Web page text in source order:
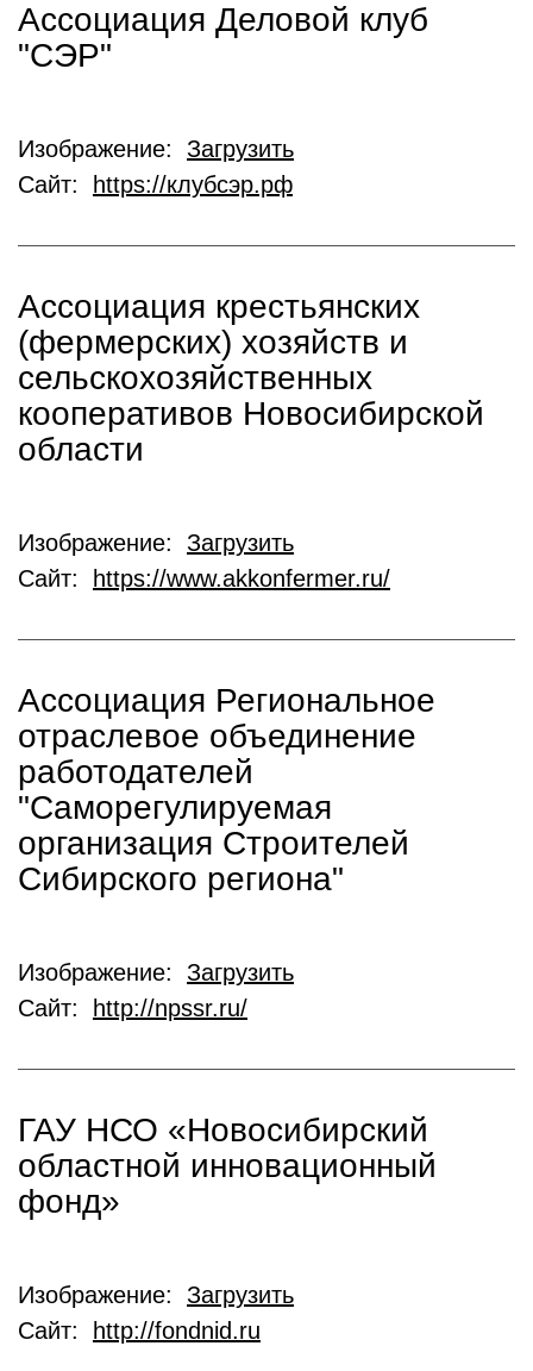
Ассоциация Деловой клуб
"СЭР"
Изображение: Загрузить
Сайт:
https://клубсэр.рф
Ассоциация крестьянских
(фермерских) хозяйств и
сельскохозяйственных
кооперативов Новосибирской
области
Изображение: Загрузить
Сайт:
https://www.akkonfermer.ru/
Ассоциация Региональное
отраслевое объединение
работодателей
"Саморегулируемая
организация Строителей
Сибирского региона"
Изображение: Загрузить
Сайт:
http://npssr.ru/
ГАУ НСО «Новосибирский
областной инновационный
фонд»
Изображение: Загрузить
Сайт:
http://fondnid.ru